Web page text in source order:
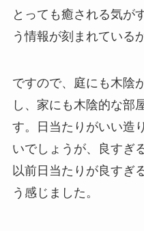
とっても癒される気が
う情報が刻まれている
ですので、庭にも木陰
し、家にも木陰的な部
す。日当たりがいい造
いでしょうが、良すぎ
以前日当たりが良すぎ
う感じました。